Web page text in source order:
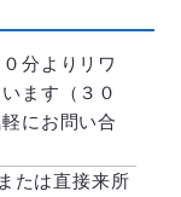
分よりリワ
ます（３０
にお問い合
たは直接来所